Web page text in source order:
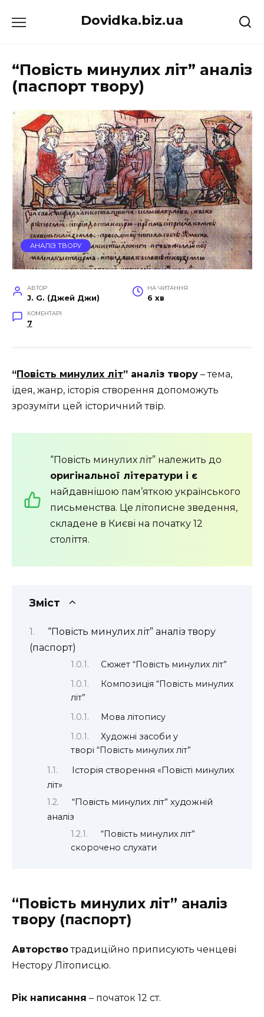
до
Dovidka.biz.ua
“Повість минулих літ” аналіз
(паспорт твору)
АНАЛІЗ ТВОРУ
АВТОР
J. G. (Джей Джи)
НА ЧИТАННЯ
6 хв
КОМЕНТАРІ
7
“Повість минулих літ” аналіз твору – тема,
ідея, жанр, історія створення допоможуть
зрозуміти цей історичний твір.
“Повість минулих літ” належить до
оригінальної літератури і є
найдавнішою пам’яткою українського
письменства. Це літописне зведення,
складене в Києві на початку 12
століття.
Зміст
“Повість минулих літ” аналіз твору
(паспорт)
Сюжет “Повість минулих літ”
Композиція “Повість минулих
літ”
Мова літопису
Художні засоби у
творі “Повість минулих літ”
Історія створення «Повісті минулих
літ»
“Повість минулих літ” художній
аналіз
“Повість минулих літ”
скорочено слухати
“Повість минулих літ” аналіз
твору (паспорт)
Авторствотрадиційно приписують ченцеві
Нестору Літописцю.
Рік написання – початок 12 ст.